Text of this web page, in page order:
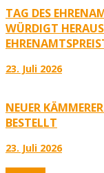
TAG DES
WÜRDIGT
23. Juli 2026
NEUER
BESTELLT
23. Juli 2026